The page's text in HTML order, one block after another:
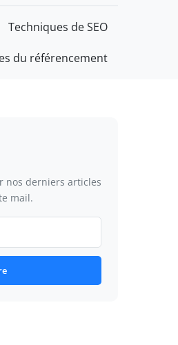
Techniques de SEO
du référencement
nos derniers articles
mail.